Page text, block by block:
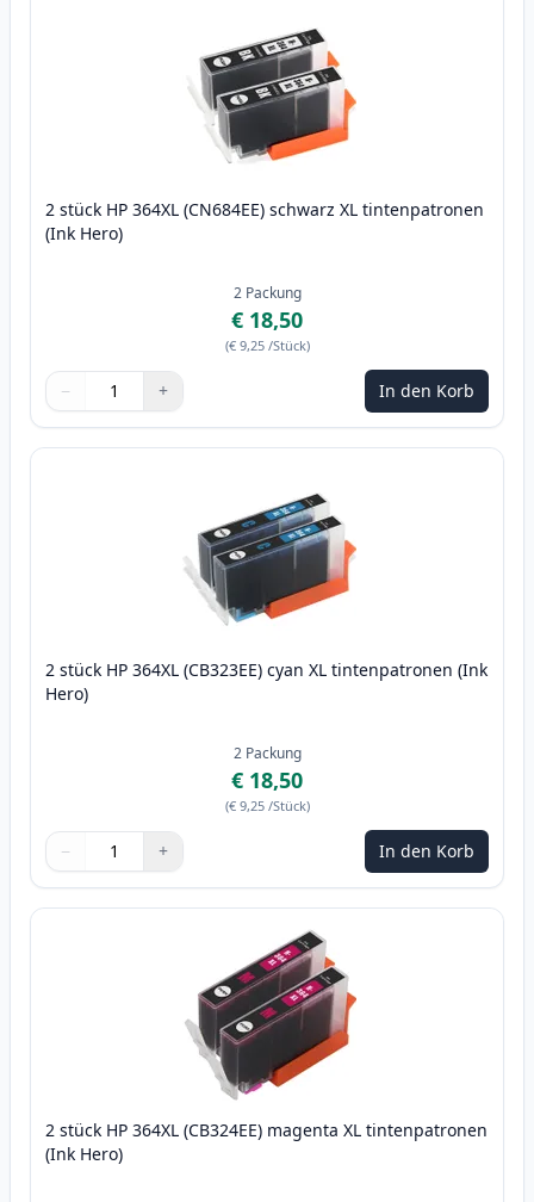
2 stück HP 364XL (CN684EE) schwarz XL tintenpatronen
(Ink Hero)
2 Packung
€ 18,50
(€ 9,25 /Stück)
Menge
Verwenden Sie die Tasten, um anzupassen
− +
Menge 1 In den Korb
2 stück HP 364XL (CB323EE) cyan XL tintenpatronen (Ink
Hero)
2 Packung
€ 18,50
(€ 9,25 /Stück)
Menge
Verwenden Sie die Tasten, um anzupassen
− +
Menge 1 In den Korb
2 stück HP 364XL (CB324EE) magenta XL tintenpatronen
(Ink Hero)